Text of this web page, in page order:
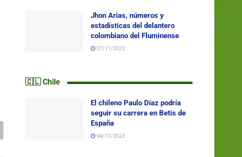
Jhon Arias, números y
estadísticas del delantero
colombiano del Fluminense
07/11/2023
🇨🇱 Chile
El chileno Paulo Díaz podría
seguir su carrera en Betis de
España
04/11/2023